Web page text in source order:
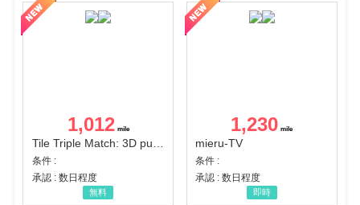
1,012
Tile Triple Match: 3D puzzle
条件 :
承認 : 数日程度
無料
1,230
mieru-TV
条件 :
承認 : 数日程度
即時